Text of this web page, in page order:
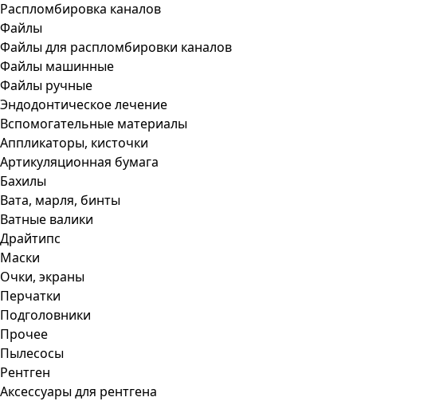
Распломбировка каналов
Файлы
Файлы для распломбировки каналов
Файлы машинные
Файлы ручные
Эндодонтическое лечение
Вспомогательные материалы
Аппликаторы, кисточки
Артикуляционная бумага
Бахилы
Вата, марля, бинты
Ватные валики
Драйтипс
Маски
Очки, экраны
Перчатки
Подголовники
Прочее
Пылесосы
Рентген
Аксессуары для рентгена